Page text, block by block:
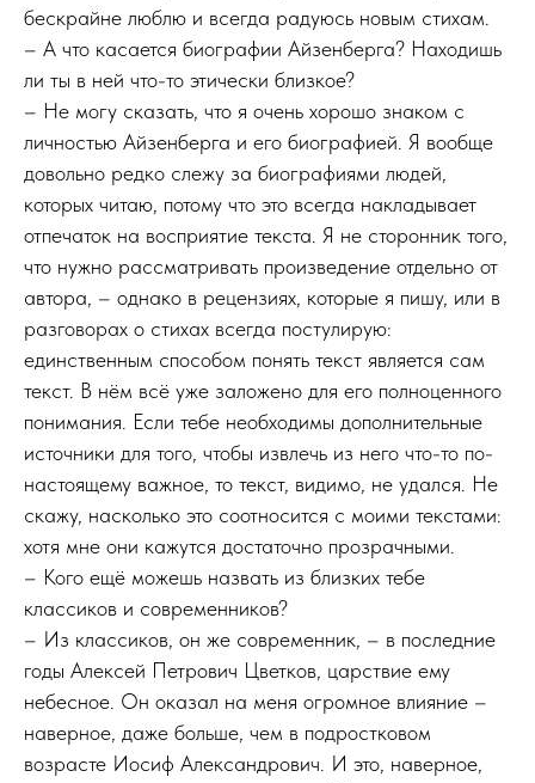
бескрайне люблю и всегда радуюсь новым стихам.
– А что касается биографии Айзенберга? Находишь
ли ты в ней что-то этически близкое?
– Не могу сказать, что я очень хорошо знаком с
личностью Айзенберга и его биографией. Я вообще
довольно редко слежу за биографиями людей,
которых читаю, потому что это всегда накладывает
отпечаток на восприятие текста. Я не сторонник того,
что нужно рассматривать произведение отдельно от
автора, – однако в рецензиях, которые я пишу, или в
разговорах о стихах всегда постулирую:
единственным способом понять текст является сам
текст. В нём всё уже заложено для его полноценного
понимания. Если тебе необходимы дополнительные
источники для того, чтобы извлечь из него что-то по-
настоящему важное, то текст, видимо, не удался. Не
скажу, насколько это соотносится с моими текстами:
хотя мне они кажутся достаточно прозрачными.
– Кого ещё можешь назвать из близких тебе
классиков и современников?
– Из классиков, он же современник, – в последние
годы Алексей Петрович Цветков, царствие ему
небесное. Он оказал на меня огромное влияние –
наверное, даже больше, чем в подростковом
возрасте Иосиф Александрович. И это, наверное,